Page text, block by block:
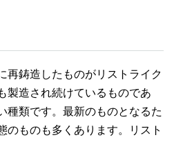
再鋳造したものがリストライク
製造され続けているものであ
種類です。最新のものとなるた
のものも多くあります。リスト